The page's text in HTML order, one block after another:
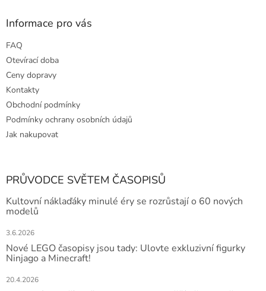
Informace pro vás
FAQ
Otevírací doba
Ceny dopravy
Kontakty
Obchodní podmínky
Podmínky ochrany osobních údajů
Jak nakupovat
PRŮVODCE SVĚTEM ČASOPISŮ
Kultovní náklaďáky minulé éry se rozrůstají o 60 nových
modelů
3.6.2026
Nové LEGO časopisy jsou tady: Ulovte exkluzivní figurky
Ninjago a Minecraft!
20.4.2026